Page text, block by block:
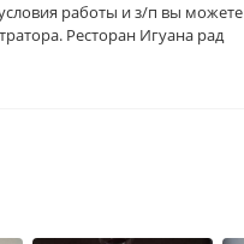
работы и з/п вы можете
Ресторан Игуана рад